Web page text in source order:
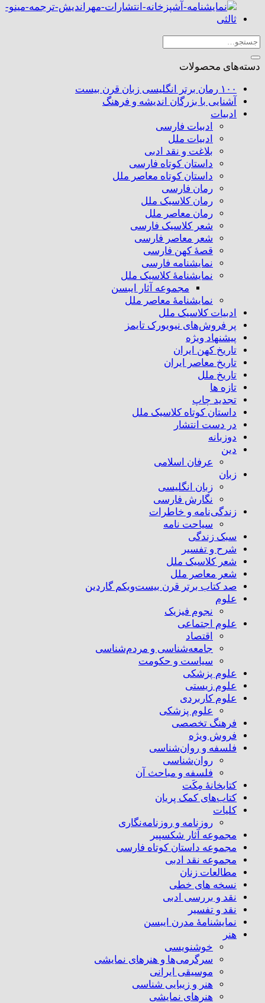
جستجو
برای:
دسته‌های محصولات
۱۰۰ رمان برتر انگلیسی زبان قرن بیست
آشنایی با بزرگان اندیشه و فرهنگ
ادبیات
ادبیات فارسی
ادبیات ملل
بلاغت و نقد ادبی
داستان کوتاه فارسی
داستان کوتاه معاصر ملل
رمان فارسی
رمان کلاسیک ملل
رمان معاصر ملل
شعر کلاسیک فارسی
شعر معاصر فارسی
قصهٔ کهن فارسی
نمایشنامه فارسی
نمایشنامهٔ کلاسیک ملل
مجموعه آثار ایبسن
نمایشنامهٔ معاصر ملل
ادبیات کلاسیک ملل
پر فروش‌های نیویورک تایمز
پیشنهاد ویژه
تاریخ کهن ایران
تاریخ معاصر ایران
تاریخ ملل
تازه ها
تجدید چاپ
داستان کوتاه کلاسیک ملل
در دست انتشار
دوزبانه
دین
عرفان اسلامی
زبان
زبان انگلیسی
نگارش فارسی
زندگی‌نامه و خاطرات
سیاحت نامه
سبک زندگی
شرح و تفسیر
شعر کلاسیک ملل
شعر معاصر ملل
صد کتاب برتر قرن بیست‌و‌یکم گاردین
علوم
نجوم فیزیک
علوم اجتماعی
اقتصاد
جامعه‌شناسی و مردم‌شناسی
سیاست و حکومت
علوم پزشکی
علوم زیستی
علوم کاربردی
علوم پزشکی
فرهنگ تخصصی
فروش ویژه
فلسفه و روان‌شناسی
روان‌شناسی
فلسفه و مباحث آن
کتابخانۀ مِکَت
کتاب‌های کمک پریان
کلیات
روزنامه و روزنامه‌نگاری
مجموعه آثار شکسپیر
مجموعه داستان کوتاه فارسی
مجموعه نقد ادبی
مطالعات زنان
نسخه های خطی
نقد و بررسی ادبی
نقد و تفسیر
نمایشنامۀ مدرن ایبسن
هنر
خوشنویسی
سرگرمی‌ها و هنرهای نمایشی
موسیقی ایرانی
هنر و زیبایی شناسی
هنر‌های نمایشی